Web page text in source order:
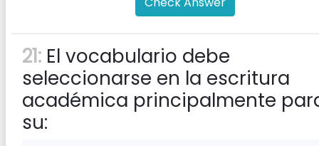
21: El vocabulario debe
seleccionarse en la escritura
académica principalmente
su: